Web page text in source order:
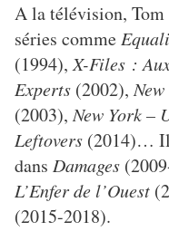
A la télévision, Tom
séries comme
(1994),X-Files :
Experts (2002),
(2003),New York –
Leftovers (2014)… Il
dans Damages
L’Enfer de l’Ouest
(2015-2018).